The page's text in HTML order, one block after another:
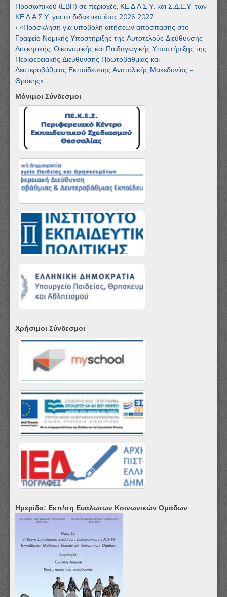
Προσωπικού (ΕΒΠ) σε περιοχές, ΚΕ.Δ.Α.Σ.Υ. και Σ.Δ.Ε.Υ. των
ΚΕ.Δ.Α.Σ.Υ. για το διδακτικό έτος 2026-2027.
«Πρόσκληση για υποβολή αιτήσεων απόσπασης στο
Γραφείο Νομικής Υποστήριξης της Αυτοτελούς Διεύθυνσης
Διοικητικής, Οικονομικής και Παιδαγωγικής Υποστήριξης της
Περιφερειακής Διεύθυνσης Πρωτοβάθμιας και
Δευτεροβάθμιας Εκπαίδευσης Ανατολικής Μακεδονίας –
Θράκης»
Μόνιμοι Σύνδεσμοι
Χρήσιμοι Σύνδεσμοι
Ημερίδα: Εκπ/ση Ευάλωτων Κοινωνικών Ομάδων